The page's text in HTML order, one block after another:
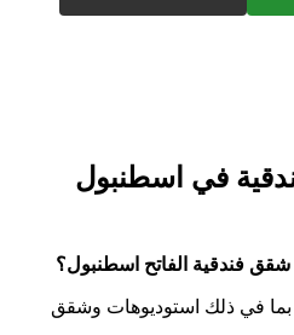
في اسطنبول
فندقية الفاتح اسطنبول؟
بما في ذلك استوديوهات وشقق